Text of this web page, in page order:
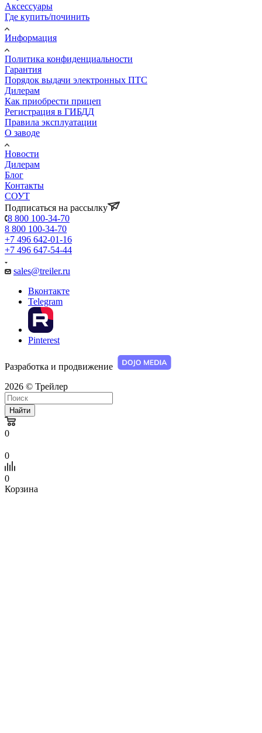
Аксессуары
Где купить/починить
Информация
Политика конфиденциальности
Гарантия
Порядок выдачи электронных ПТС
Дилерам
Как приобрести прицеп
Регистрация в ГИБДД
Правила эксплуатации
О заводе
Новости
Дилерам
Блог
Контакты
СОУТ
Подписаться на рассылку
8 800 100-34-70
8 800 100-34-70
+7 496 642-01-16
+7 496 647-54-44
sales@treiler.ru
Вконтакте
Telegram
Pinterest
Разработка и продвижение
2026 © Трейлер
Найти
0
0
0
Корзина